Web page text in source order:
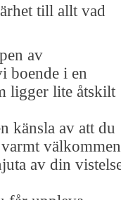
till allt vad
av
boende i en
ligger lite åtskilt
känsla av att du
av din